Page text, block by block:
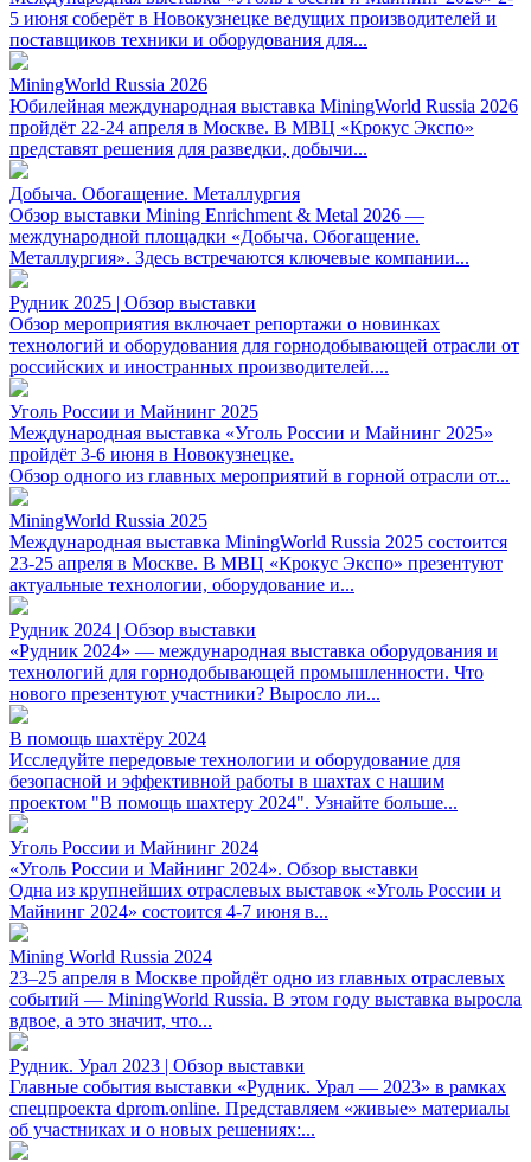
5 июня соберёт в Новокузнецке ведущих производителей и
поставщиков техники и оборудования для...
MiningWorld Russia 2026
Юбилейная международная выставка MiningWorld Russia 2026
пройдёт 22-24 апреля в Москве. В МВЦ «Крокус Экспо»
представят решения для разведки, добычи...
Добыча. Обогащение. Металлургия
Обзор выставки Mining Enrichment & Metal 2026 —
международной площадки «Добыча. Обогащение.
Металлургия». Здесь встречаются ключевые компании...
Рудник 2025 | Обзор выставки
Обзор мероприятия включает репортажи о новинках
технологий и оборудования для горнодобывающей отрасли от
российских и иностранных производителей....
Уголь России и Майнинг 2025
Международная выставка «Уголь России и Майнинг 2025»
пройдёт 3-6 июня в Новокузнецке.
Обзор одного из главных мероприятий в горной отрасли от...
MiningWorld Russia 2025
Международная выставка MiningWorld Russia 2025 состоится
23-25 апреля в Москве. В МВЦ «Крокус Экспо» презентуют
актуальные технологии, оборудование и...
Рудник 2024 | Обзор выставки
«Рудник 2024» — международная выставка оборудования и
технологий для горнодобывающей промышленности. Что
нового презентуют участники? Выросло ли...
В помощь шахтёру 2024
Исследуйте передовые технологии и оборудование для
безопасной и эффективной работы в шахтах с нашим
проектом "В помощь шахтеру 2024". Узнайте больше...
Уголь России и Майнинг 2024
«Уголь России и Майнинг 2024». Обзор выставки
Одна из крупнейших отраслевых выставок «Уголь России и
Майнинг 2024» состоится 4-7 июня в...
Mining World Russia 2024
23–25 апреля в Москве пройдёт одно из главных отраслевых
событий — MiningWorld Russia. В этом году выставка выросла
вдвое, а это значит, что...
Рудник. Урал 2023 | Обзор выставки
Главные события выставки «Рудник. Урал — 2023» в рамках
спецпроекта dprom.online. Представляем «живые» материалы
об участниках и о новых решениях:...